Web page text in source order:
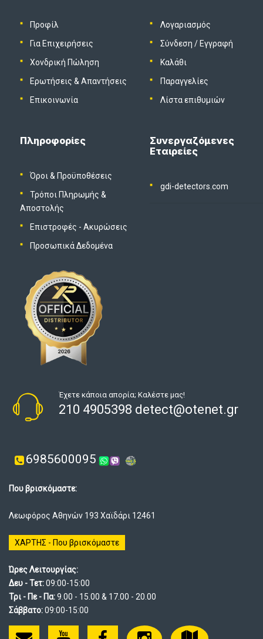
Προφίλ
Για Επιχειρήσεις
Χονδρική Πώληση
Ερωτήσεις & Απαντήσεις
Επικοινωνία
Λογαριασμός
Σύνδεση / Εγγραφή
Καλάθι
Παραγγελίες
Λίστα επιθυμιών
Πληροφορίες
Όροι & Προϋποθέσεις
Τρόποι Πληρωμής &
Αποστολής
Επιστροφές - Ακυρώσεις
Προσωπικά Δεδομένα
Συνεργαζόμενες
Εταιρείες
gdi-detectors.com
Έχετε κάποια απορία; Καλέστε μας!
210 4905398 detect@otenet.gr
6985600095
Που βρισκόμαστε:
Λεωφόρος Αθηνών 193 Χαϊδάρι 12461
ΧΑΡΤΗΣ - Που βρισκόμαστε
Ώρες Λειτουργίας:
Δευ - Τετ:09:00-15:00
Τρι - Πε - Πα:9.00 - 15.00 & 17.00 - 20.00
Σάββατο:09:00-15:00